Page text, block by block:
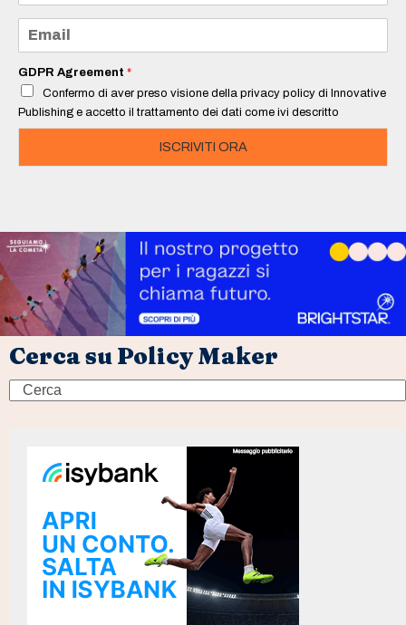
m
e
a
i
*
GDPR Agreement *
Confermo di aver preso visione della privacy policy di Innovative
Publishing e accetto il trattamento dei dati come ivi descritto
ISCRIVITI ORA
Cerca su Policy Maker
Search